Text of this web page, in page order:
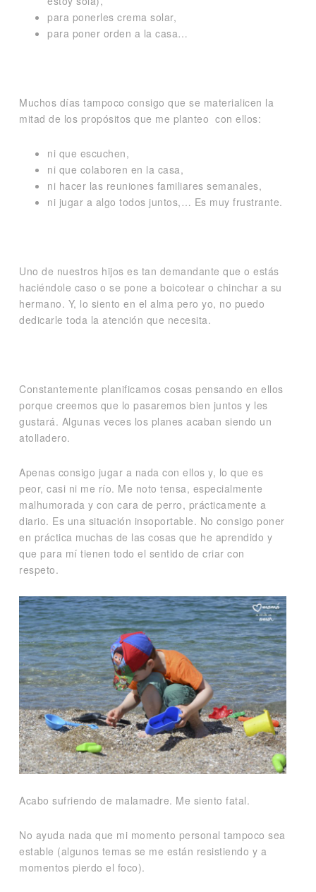
para ponerles crema solar,
para poner orden a la casa…
Muchos días tampoco consigo que se materialicen la
mitad de los propósitos que me planteo con ellos:
ni que escuchen,
ni que colaboren en la casa,
ni hacer las reuniones familiares semanales,
ni jugar a algo todos juntos,… Es muy frustrante.
Uno de nuestros hijos es tan demandante que o estás
haciéndole caso o se pone a boicotear o chinchar a su
hermano. Y, lo siento en el alma pero yo, no puedo
dedicarle toda la atención que necesita.
Constantemente planificamos cosas pensando en ellos
porque creemos que lo pasaremos bien juntos y les
gustará. Algunas veces los planes acaban siendo un
atolladero.
Apenas consigo jugar a nada con ellos y, lo que es
peor, casi ni me río. Me noto tensa, especialmente
malhumorada y con cara de perro, prácticamente a
diario. Es una situación insoportable. No consigo poner
en práctica muchas de las cosas que he aprendido y
que para mí tienen todo el sentido de criar con
respeto.
Acabo sufriendo de malamadre. Me siento fatal.
No ayuda nada que mi momento personal tampoco sea
estable (algunos temas se me están resistiendo y a
momentos pierdo el foco).